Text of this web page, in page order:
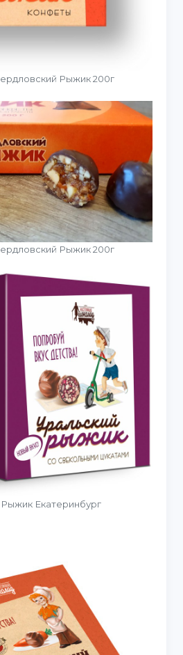
Рыжик 200г
Рыжик 200г
Екатеринбург